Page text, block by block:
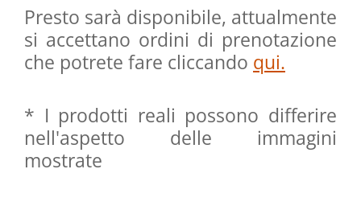
Presto sarà disponibile, attualmente
si accettano ordini di prenotazione
che potrete fare cliccando qui.
* I prodotti reali possono differire
nell'aspetto delle immagini
mostrate